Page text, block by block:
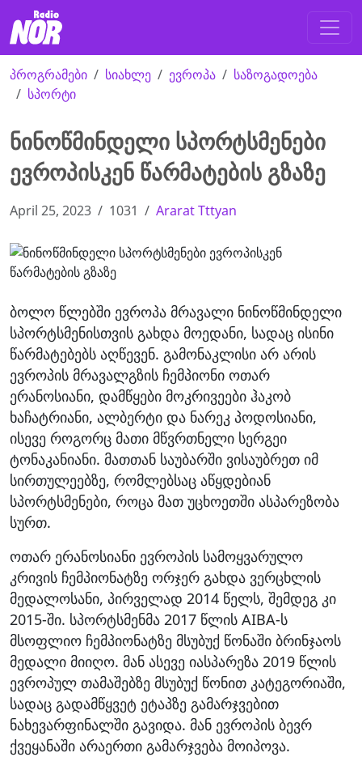
პროგრამები სიახლე ევროპა
საზოგადოება
სპორტი
ნინოწმინდელი სპორტსმენები
ევროპისკენ წარმატების გზაზე
April 25, 2023 1031 Ararat Tttyan
ბოლო წლებში ევროპა მრავალი ნინოწმინდელი
სპორტსმენისთვის გახდა მოედანი, სადაც ისინი
წარმატებებს აღწევენ. გამონაკლისი არ არის
ევროპის მრავალგზის ჩემპიონი ოთარ
ერანოსიანი, დამწყები მოკრივეები ჰაკობ
ხაჩატრიანი, ალბერტი და ნარეკ პოდოსიანი,
ისევე როგორც მათი მწვრთნელი სერგეი
ტონაკანიანი. მათთან საუბარში ვისაუბრეთ იმ
სირთულეებზე, რომლებსაც აწყდებიან
სპორტსმენები, როცა მათ უცხოეთში ასპარეზობა
სურთ.
ოთარ ერანოსიანი ევროპის სამოყვარულო
კრივის ჩემპიონატზე ორჯერ გახდა ვერცხლის
მედალოსანი, პირველად 2014 წელს, შემდეგ კი
2015-ში. სპორტსმენმა 2017 წლის AIBA-ს
მსოფლიო ჩემპიონატზე მსუბუქ წონაში ბრინჯაოს
მედალი მიიღო. მან ასევე იასპარეზა 2019 წლის
ევროპულ თამაშებზე მსუბუქ წონით კატეგორიაში,
სადაც გადამწყვეტ ეტაპზე გამარჯვებით
ნახევარფინალში გავიდა. მან ევროპის ბევრ
ქვეყანაში არაერთი გამარჯვება მოიპოვა.